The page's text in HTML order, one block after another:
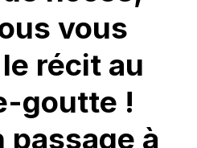
vous
récit au
goutte !
passage à